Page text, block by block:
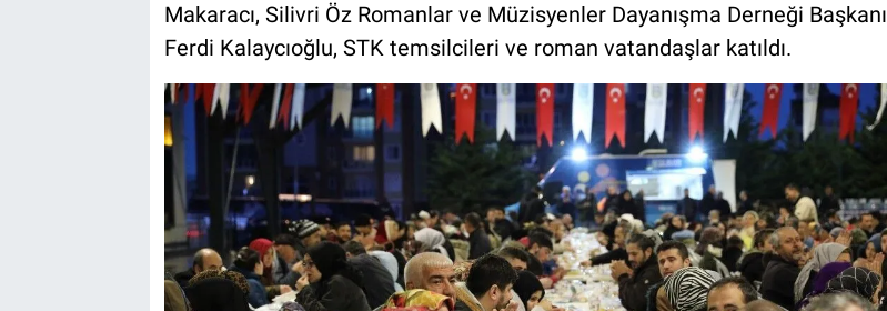
Makaracı, Silivri Öz Romanlar ve Müzisyenler Dayanışma Derneği Başkanı
Ferdi Kalaycıoğlu, STK temsilcileri ve roman vatandaşlar katıldı.